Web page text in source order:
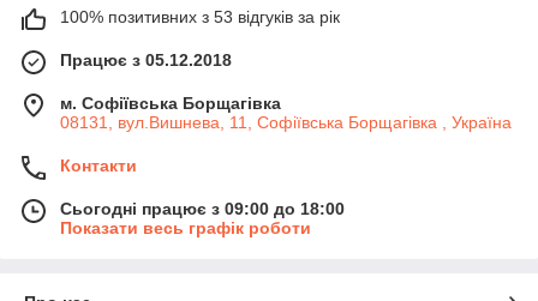
100% позитивних з 53 відгуків за рік
Працює з 05.12.2018
м. Софіївська Борщагівка
08131, вул.Вишнева, 11, Софіївська Борщагівка , Україна
Контакти
Сьогодні працює з 09:00 до 18:00
Показати весь графік роботи